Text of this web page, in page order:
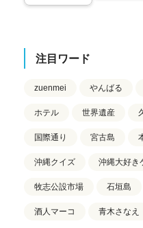
注目ワード
zuenmei やんばる
ホテル 世界遺産
国際通り 宮古島
沖縄クイズ 沖縄大好き
牧志公設市場 石垣島
酒人マーコ 青木さなえ